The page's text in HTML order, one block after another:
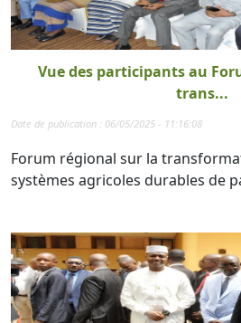
Vue des participants au
trans...
Date de publication : 06/05/2025 - 11:16:08
Forum régional sur la
systèmes agricoles durables de